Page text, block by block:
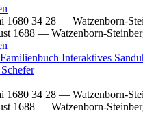
1680 34 28 — Watzenborn-
1688 — Watzenborn-
Familienbuch Interaktives
Schefer
1680 34 28 — Watzenborn-
1688 — Watzenborn-